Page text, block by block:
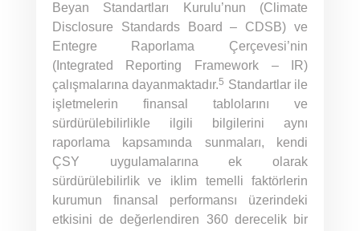
Beyan Standartları Kurulu’nun (Climate
Disclosure Standards Board – CDSB) ve
Entegre Raporlama Çerçevesi’nin
(Integrated Reporting Framework – IR)
çalışmalarına dayanmaktadır.5 Standartlar ile
işletmelerin finansal tablolarını ve
sürdürülebilirlikle ilgili bilgilerini aynı
raporlama kapsamında sunmaları, kendi
ÇSY uygulamalarına ek olarak
sürdürülebilirlik ve iklim temelli faktörlerin
kurumun finansal performansı üzerindeki
etkisini de değerlendiren 360 derecelik bir